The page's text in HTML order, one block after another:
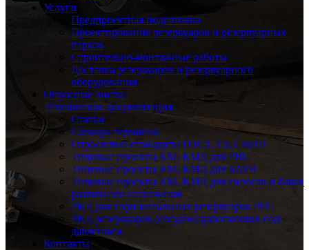
Услуги
Предпроектная подготовка
Проектирование резервуаров и резервуарных
парков
Строительно-монтажные работы
Доставка резервуаров и резервуарного
оборудования
Опросные листы
Техническая документация
Статьи
Словарь терминов
Отраслевые стандарты ГОСТ, ТУ, СНИП
Типовые проекты КМ, КМД для РВС
Типовые проекты КМ, КМД для БАГВ
Типовые проекты КМ, КМД для силосов и баков
различного назначения
РКД для горизонтальных резервуаров РГС
РКД резервуаров (сосудов) работающих под
давлением
Контакты